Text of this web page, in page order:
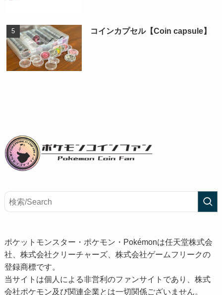
コインカプセル【Coin capsule】
ポケットモンスター・ポケモン・Pokémonは任天堂株式会
社、株式会社クリーチャーズ、株式会社ゲームフリークの
登録商標です。
当サイトは個人による非営利のファンサイトであり、株式
会社ポケモン及び関連企業とは一切関係ございません。